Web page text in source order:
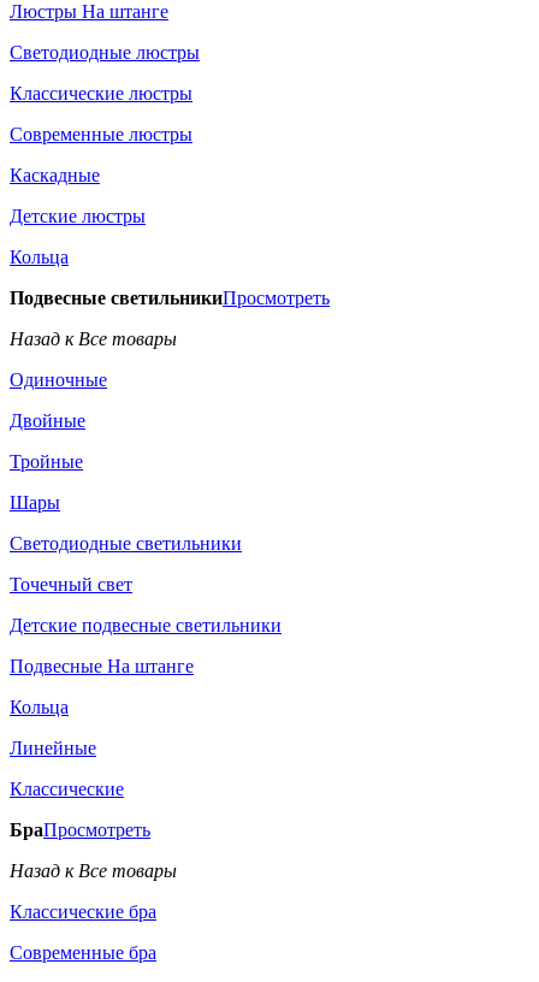
Люстры На штанге
Светодиодные люстры
Классические люстры
Современные люстры
Каскадные
Детские люстры
Кольца
Подвесные светильникиПросмотреть
Назад к Все товары
Одиночные
Двойные
Тройные
Шары
Светодиодные светильники
Точечный свет
Детские подвесные светильники
Подвесные На штанге
Кольца
Линейные
Классические
БраПросмотреть
Назад к Все товары
Классические бра
Современные бра